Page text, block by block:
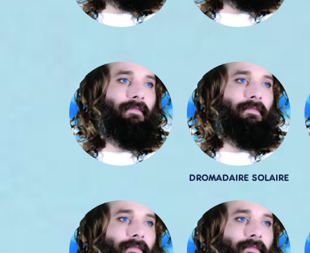
DROMADAIRE SOLAIRE